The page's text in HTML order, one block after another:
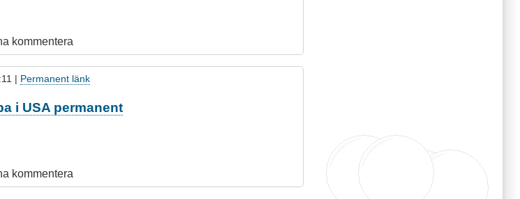
kommentera
| Permanent länk
i USA permanent
kommentera